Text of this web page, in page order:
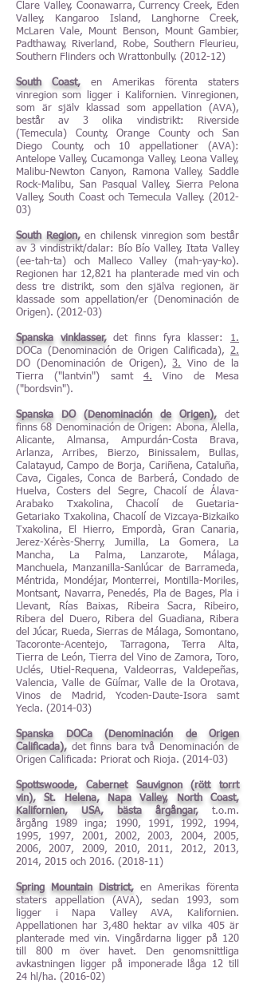
Clare Valley, Coonawarra, Currency Creek, Eden
Valley, Kangaroo Island, Langhorne Creek,
McLaren Vale, Mount Benson, Mount Gambier,
Padthaway, Riverland, Robe, Southern Fleurieu,
Southern Flinders och Wrattonbully. (2012-12)
South Coast, en Amerikas förenta staters
vinregion som ligger i Kalifornien. Vinregionen,
som är själv klassad som appellation (AVA),
består av 3 olika vindistrikt: Riverside
(Temecula) County, Orange County och San
Diego County, och 10 appellationer (AVA):
Antelope Valley, Cucamonga Valley, Leona Valley,
Malibu-Newton Canyon, Ramona Valley, Saddle
Rock-Malibu, San Pasqual Valley, Sierra Pelona
Valley, South Coast och Temecula Valley. (2012-
03)
South Region,en chilensk vinregion som består
av 3 vindistrikt/dalar: Bío Bío Valley, Itata Valley
(ee-tah-ta) och Malleco Valley (mah-yay-ko).
Regionen har 12,821 ha planterade med vin och
dess tre distrikt, som den själva regionen, är
klassade som appellation/er (Denominación de
Origen). (2012-03)
Spanska vinklasser,det finns fyra klasser: 1.
DOCa (Denominación de Origen Calificada), 2.
DO (Denominación de Origen),3.
Vino de la
Tierra ("lantvin") samt 4. Vino de Mesa
("bordsvin").
Spanska DO (Denominación de Origen), det
finns 68 Denominación de Origen: Abona, Alella,
Alicante, Almansa, Ampurdán-Costa Brava,
Arlanza, Arribes, Bierzo, Binissalem, Bullas,
Calatayud, Campo de Borja, Cariñena, Cataluña,
Cava, Cigales, Conca de Barberá, Condado de
Huelva, Costers del Segre, Chacolí de Álava-
Arabako Txakolina, Chacolí de Guetaria-
Getariako Txakolina, Chacolí de Vizcaya-Bizkaiko
Txakolina, El Hierro, Empordà, Gran Canaria,
Jerez-Xérès-Sherry, Jumilla, La Gomera, La
Mancha, La Palma, Lanzarote, Málaga,
Manchuela, Manzanilla-Sanlúcar de Barrameda,
Méntrida, Mondéjar, Monterrei, Montilla-Moriles,
Montsant, Navarra, Penedés, Pla de Bages, Pla i
Llevant, Rías Baixas, Ribeira Sacra, Ribeiro,
Ribera del Duero, Ribera del Guadiana, Ribera
del Júcar, Rueda, Sierras de Málaga, Somontano,
Tacoronte-Acentejo, Tarragona, Terra Alta,
Tierra de León, Tierra del Vino de Zamora, Toro,
Uclés, Utiel-Requena, Valdeorras, Valdepeñas,
Valencia, Valle de Güímar, Valle de la Orotava,
Vinos de Madrid, Ycoden-Daute-Isora samt
Yecla. (2014-03)
Spanska DOCa (Denominación de Origen
Calificada), det finns bara två Denominación de
Origen Calificada: Priorat och Rioja. (2014-03)
Spottswoode, Cabernet Sauvignon (rött torrt
vin), St. Helena, Napa Valley, North Coast,
Kalifornien, USA, bästa årgångar, t.o.m.
årgång 1989 inga; 1990, 1991, 1992, 1994,
1995, 1997, 2001, 2002, 2003, 2004, 2005,
2006, 2007, 2009, 2010, 2011, 2012, 2013,
2014, 2015 och 2016. (2018-11)
Spring Mountain District, en Amerikas förenta
staters appellation (AVA), sedan 1993, som
ligger i Napa Valley AVA, Kalifornien.
Appellationen har 3,480 hektar av vilka 405 är
planterade med vin. Vingårdarna ligger på 120
till 800 m över havet. Den genomsnittliga
avkastningen ligger på imponerade låga 12 till
24 hl/ha. (2016-02)